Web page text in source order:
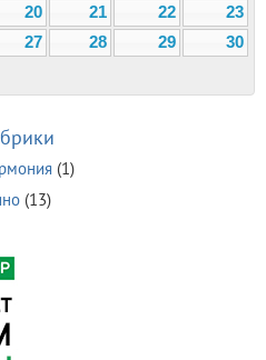
20 21 22
23
27 28 29
30
(1)
(13)